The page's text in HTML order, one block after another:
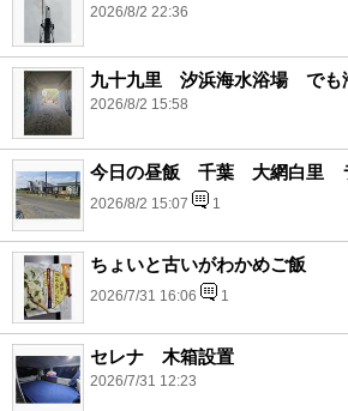
2026/8/2 22:36
九十九里 汐浜海水浴場 でも
2026/8/2 15:58
今日の昼飯 千葉 大網白里
2026/8/2 15:07 1
ちょいと古いがわかめご飯
2026/7/31 16:06 1
セレナ 木箱設置
2026/7/31 12:23